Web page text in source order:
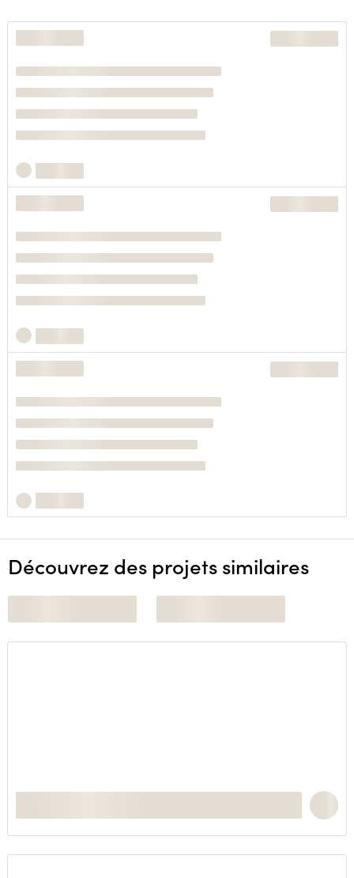
Découvrez des projets similaires